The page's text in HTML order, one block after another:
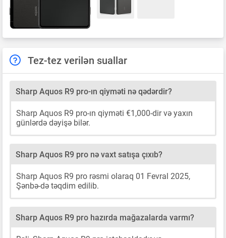
Tez-tez verilən suallar
Sharp Aquos R9 pro-ın qiyməti nə qədərdir?
Sharp Aquos R9 pro-ın qiyməti €1,000-dir və yaxın
günlərdə dəyişə bilər.
Sharp Aquos R9 pro nə vaxt satışa çıxıb?
Sharp Aquos R9 pro rəsmi olaraq 01 Fevral 2025,
Şənbə-də təqdim edilib.
Sharp Aquos R9 pro hazırda mağazalarda varmı?